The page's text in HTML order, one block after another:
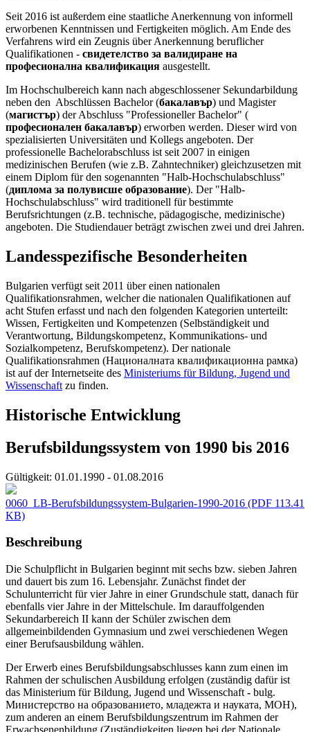
Seit 2016 ist außerdem eine staatliche Anerkennung von informell
erworbenen Kenntnissen und Fertigkeiten möglich. Am Ende des
Verfahrens wird ein Zeugnis über Anerkennung beruflicher
Qualifikationen - свидетелство за валидиране на
професионална квалификация ausgestellt.
Im Hochschulbereich kann nach abgeschlossener Sekundarbildung
neben den Abschlüssen Bachelor (бакалавър) und Magister
(магистър) der Abschluss "Professioneller Bachelor" (
професионален бакалавър) erworben werden. Dieser wird von
spezialisierten Universitäten und Kollegs angeboten. Der
professionelle Bachelorabschluss ist seit 2007 in einigen
medizinischen Berufen (wie z.B. Zahntechniker) gleichzusetzen mit
einem Diplom für den sogenannten "Halb-Hochschulabschluss"
(диплома за полувисше образование). Der "Halb-
Hochschulabschluss" wird traditionell für bestimmte
Berufsrichtungen (z.B. technische, pädagogische, medizinische)
angeboten. Die Studiendauer beträgt zwischen zwei und drei Jahren.
Landesspezifische Besonderheiten
Bulgarien verfügt seit 2011 über einen nationalen
Qualifikationsrahmen, welcher die nationalen Qualifikationen auf
acht Stufen erfasst und nach den folgenden Kategorien unterteilt:
Wissen, Fertigkeiten und Kompetenzen (Selbständigkeit und
Verantwortung, Bildungskompetenz, Kommunikations- und
Sozialkompetenz, Berufskompetenz). Der nationale
Qualifikationsrahmen (Националната квалификационна рамка)
ist auf der Internetseite des Ministeriums für Bildung, Jugend und
Wissenschaft zu finden.
Historische Entwicklung
Berufsbildungssystem von 1990 bis 2016
Gültigkeit: 01.01.1990 - 01.08.2016
0060_LB-Berufsbildungssystem-Bulgarien-1990-2016 (PDF 113.41
KB)
Beschreibung
Die Schulpflicht in Bulgarien beginnt mit sechs bzw. sieben Jahren
und dauert bis zum 16. Lebensjahr. Zunächst findet der
Schulunterricht für vier Jahre in einer Grundschule statt, danach für
ebenfalls vier Jahre in der Mittelschule. Im darauffolgenden
Sekundarbereich II kann der Schüler zwischen dem
allgemeinbildenden Gymnasium und zwei verschiedenen Wegen
einer Berufsausbildung wählen.
Der Erwerb eines Berufsbildungsabschlusses kann zum einen im
Rahmen der schulischen Ausbildung erfolgen (zuständig dafür ist
das Ministerium für Bildung, Jugend und Wissenschaft - bulg.
Министерство на образованието, младежта и науката, MOH),
zum anderen an einem Berufsbildungszentrum im Rahmen der